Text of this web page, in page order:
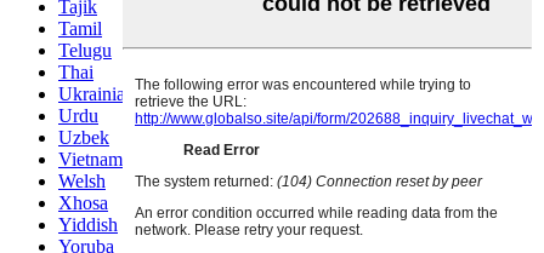
Tajik
Tamil
Telugu
Thai
Ukrainian
Urdu
Uzbek
Vietnamese
Welsh
Xhosa
Yiddish
Yoruba